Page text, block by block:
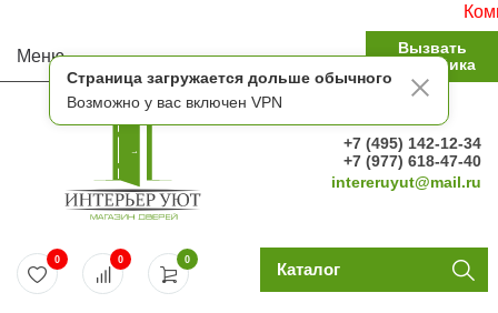
Страница загружается дольше обычного
Возможно у вас включен VPN
Меню
Вызвать
замерщика
+7 (495) 142-12-34
+7 (977) 618-47-40
intereruyut@mail.ru
0
0 0 Каталог